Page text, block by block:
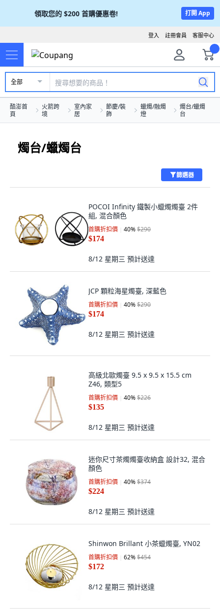
領取您的 $200 首購優惠卷! 打開 App
客服中心
註冊會員
登入
全部
酷澎首
頁
火箭跨
境
室內家
居
節慶/裝
飾
蠟燭/融燭
燈
燭台/蠟燭
台
燭台/蠟燭台
篩選器
POCOI Infinity 鐵製小蠟燭燭臺 2件
組, 混合顏色
首購折扣價 40%$290
$174
8/12 星期三 預計送達
JCP 顆粒海星燭臺, 深藍色
首購折扣價 40%$290
$174
8/12 星期三 預計送達
高級北歐燭臺 9.5 x 9.5 x 15.5 cm
Z46, 類型5
首購折扣價 40%$226
$135
8/12 星期三 預計送達
迷你尺寸茶燭燭臺收納盒 設計32, 混合
顏色
首購折扣價 40%$374
$224
8/12 星期三 預計送達
Shinwon Brillant 小茶蠟燭臺, YN02
首購折扣價 62%$454
$172
8/12 星期三 預計送達